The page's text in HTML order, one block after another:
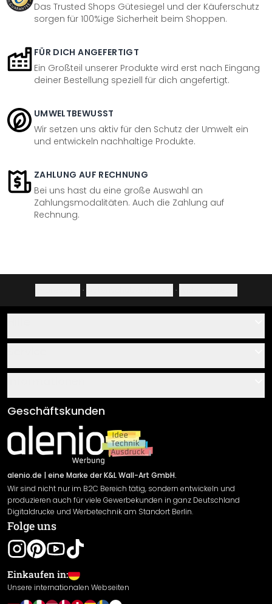
Das Trusted Shops Gütesiegel und der Käuferschutz
sorgen für 100%ige Sicherheit beim Shoppen.
FÜR DICH ANGEFERTIGT
Ein Großteil unserer Produkte wird erst nach Eingang
deiner Bestellung speziell für dich angefertigt.
UMWELTBEWUSST
Wir setzen uns aktiv für den Schutz der Umwelt ein
und entwickeln nachhaltige Produkte.
ZAHLUNG AUF RECHNUNG
Bei uns hast du eine große Auswahl an
Zahlungsmodalitäten. Auch die Zahlung auf
Rechnung.
· ·
Über uns
Klebe- und Montageanleitungen
Newsletter An-/Abmeldung
Sendungsverfolgung
AGB
Impressum
Versand & Zahlung
Rücksendung
Widerrufsrecht
Datenschutzerklärung
Gewährleistung
Leistungserklärung / CE-Zeichen
Cookie Einstellungen
Geschäftskunden
alenio.de | eine Marke der K&L Wall-Art GmbH.
Wir sind nicht nur im B2C Bereich tätig, sondern entwickeln und
produzieren auch für viele Gewerbekunden in ganz Deutschland
Digitaldrucke und Werbetechnik am Standort Berlin.
Folge uns
Einkaufen in:
Unsere internationalen Webseiten